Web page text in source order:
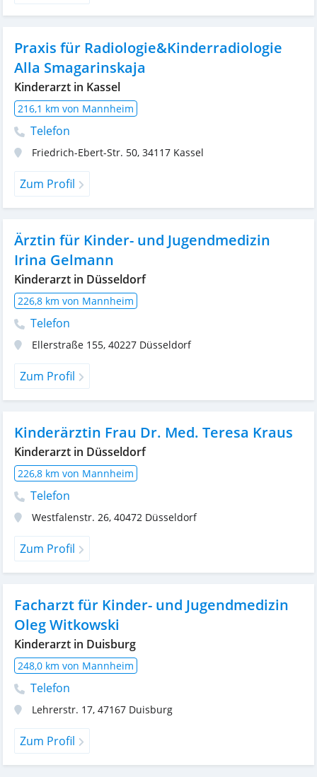
Praxis für Radiologie&Kinderradiologie
Alla Smagarinskaja
Kinderarzt in Kassel
216,1 km von Mannheim
Telefon
Friedrich-Ebert-Str. 50, 34117 Kassel
Zum Profil
Ärztin für Kinder- und Jugendmedizin
Irina Gelmann
Kinderarzt in Düsseldorf
226,8 km von Mannheim
Telefon
Ellerstraße 155, 40227 Düsseldorf
Zum Profil
Kinderärztin Frau Dr. Med. Teresa Kraus
Kinderarzt in Düsseldorf
226,8 km von Mannheim
Telefon
Westfalenstr. 26, 40472 Düsseldorf
Zum Profil
Facharzt für Kinder- und Jugendmedizin
Oleg Witkowski
Kinderarzt in Duisburg
248,0 km von Mannheim
Telefon
Lehrerstr. 17, 47167 Duisburg
Zum Profil